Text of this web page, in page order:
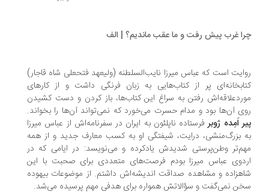
غرب پیش رفت و ما عقب ماندیم؟ | الف
است که عباس میرزا نایب‌السلطنه (ولیعهد فتحعلی شاه قاجار)
پر از کتاب‌هایی به زبان فرنگی داشت و از کارهای
رفتن به سراغ این کتاب‌ها، باز کردن و دست کشیدن
آن‌ها بود و مدام حسرت می‌خورد که نمی‌تواند آن‌ها را بخواند.
اَمِده ژوبرفرستاده ناپلئون به ایران در سفرنامه‌اش از عباس میرزا
بزرگ‌منشی، درایت، شیفتگی او به کسب معارف جدید و از همه
وطن‌پرستی شدیدش یادکرده و می‌نویسد: در ایامی که در
عباس میرزا بودم فرصت‌های متعددی برای صحبت با این
و مشاهده صداقت اندیشه‌اش داشتم. از موضوعات بیهوده
نمی‌گفت و سؤالاتش همواره برای هدفی مهم پرسیده می‌شد.